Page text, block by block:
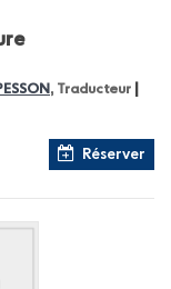
, Traducteur
Réserver